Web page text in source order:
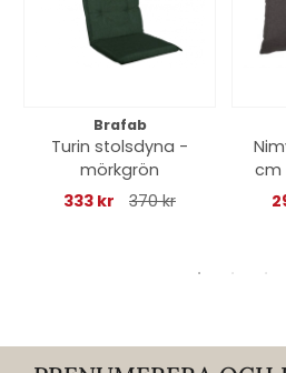
Brafab
Turin stolsdyna -
mörkgrön
333 kr
370 kr
cm